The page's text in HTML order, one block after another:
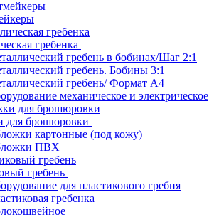
гребенка
гребень в бобинах/Шаг 2:1
гребень. Бобины 3:1
гребень/ Формат А4
механическое и электрическое
для брошюровки
картонные (под кожу)
ПВХ
гребень
для пластикового гребня
гребенка